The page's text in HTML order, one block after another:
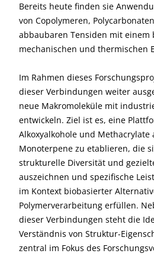
Bereits heute finden sie
von Copolymeren,
abbaubaren Tensiden mit einem
mechanischen und thermischen
Im Rahmen dieses
dieser Verbindungen weiter
neue Makromoleküle mit
entwickeln. Ziel ist es, eine
Alkoxyalkohole und Methacrylate
Monoterpene zu etablieren, die
strukturelle Diversität und
auszeichnen und spezifische
im Kontext biobasierter
Polymerverarbeitung erfüllen.
dieser Verbindungen steht die
Verständnis von Struktur-
zentral im Fokus des